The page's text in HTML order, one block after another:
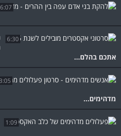
6:07
6:30
אתכם בהלם...
מדהימים...
1:09